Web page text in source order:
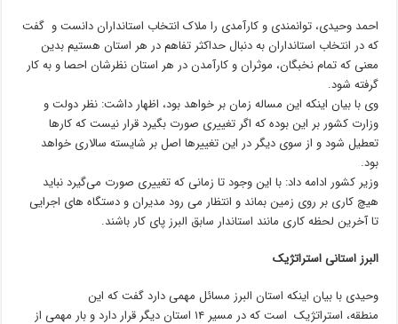
احمد وحیدی، توانمندی و کارآمدی را ملاک انتخاب استانداران دانست و گفت
که در انتخاب استانداران به دنبال حداکثر تفاهم در هر استان هستیم بدین
معنی که تمام نخبگان، موثران و کارآمدن در هر استان نظرشان احصا و به کار
گرفته شود.
وی با بیان اینکه این مساله زمان بر خواهد بود، اظهار داشت: نظر دولت و
وزارت کشور بر این بوده که اگر تغییری صورت بگیرد قرار نیست که کارها
تعطیل شود و از سوی دیگر در این تغییرها اصل بر شایسته سالاری خواهد
بود.
وزیر کشور ادامه داد: با این وجود تا زمانی که تغییری صورت می‌گیرد نباید
هیچ کاری بر روی زمین بماند و انتظار می رود مدیران و دستگاه های اجرایی
تا آخرین لحظه کاری مانند استاندار سابق البرز پای کار باشند.
البرز استانی استراتژیک
وحیدی با بیان اینکه استان البرز مسائل مهمی دارد گفت که این
منطقه، استراتژیک است که در مسیر ۱۴ استان دیگر قرار دارد و بار مهمی از